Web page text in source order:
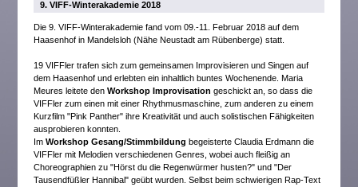
9. VIFF-Winterakademie 2018
Die 9. VIFF-Winterakademie fand vom 09.-11. Februar 2018 auf dem
Haasenhof in Mandelsloh (Nähe Neustadt am Rübenberge) statt.
19 VIFFler trafen sich zum gemeinsamen Improvisieren und Singen auf
dem Haasenhof und erlebten ein inhaltlich buntes Wochenende. Maria
Meures leitete denWorkshop Improvisation geschickt an, so dass die
VIFFler zum einen mit einer Rhythmusmaschine, zum anderen zu einem
Kurzfilm "Pink Panther" ihre Kreativität und auch solistischen Fähigkeiten
ausprobieren konnten.
ImWorkshop Gesang/Stimmbildung begeisterte Claudia Erdmann die
VIFFler mit Melodien verschiedenen Genres, wobei auch fleißig an
Choreographien zu "Hörst du die Regenwürmer husten?" und "Der
Tausendfüßler Hannibal" geübt wurden. Selbst beim schwierigen Rap-Text